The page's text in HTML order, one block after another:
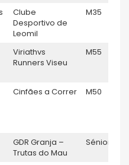
Clube
Desportivo de
Leomil
M35
Viriathvs
Runners Viseu
M55
Cinfães a Correr M50
GDR Granja –
Trutas do Mau
Sénior M